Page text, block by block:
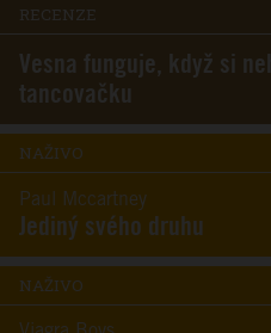
RECENZE
Vesna funguje, když si
tancovačku
NAŽIVO
Paul Mccartney
Jediný svého druhu
NAŽIVO